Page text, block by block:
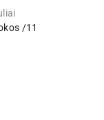
/11